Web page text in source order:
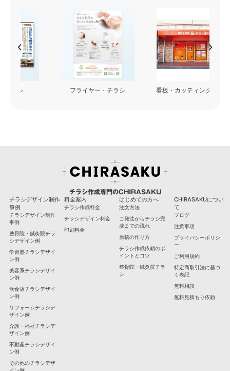
フライヤー・チラシ 看板・カッティングシート
チラシ作成専門のCHIRASAKU
チラシデザイン制作
事例
チラシデザイン制作
事例
整骨院・鍼灸院チラ
シデザイン例
学習塾チラシデザイ
ン例
美容系チラシデザイ
ン例
飲食店チラシデザイ
ン例
リフォームチラシデ
ザイン例
介護・福祉チラシデ
ザイン例
不動産チラシデザイ
ン例
その他のチラシデザ
料金案内
チラシ作成料金
チラシデザイン料金
印刷料金
はじめての方へ
注文方法
ご発注からチラシ完
成までの流れ
原稿の作り方
チラシ作成依頼のポ
イントとコツ
整骨院・鍼灸院チラ
シ
CHIRASAKUについ
て
ブログ
注意事項
プライバシーポリシ
ー
ご利用規約
特定商取引法に基づ
く表記
無料相談
無料見積もり依頼